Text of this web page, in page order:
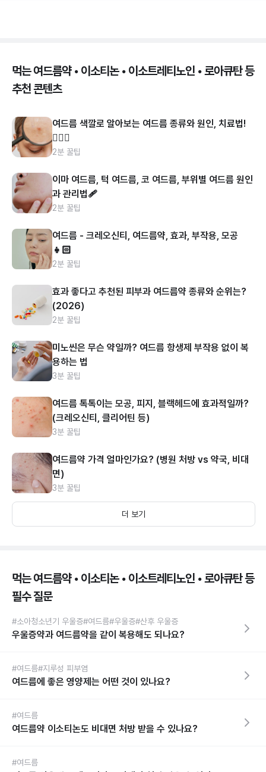
먹는 여드름약 • 이소티논 • 이소트레티노인 • 로아큐탄 등
추천 콘텐츠
여드름 색깔로 알아보는 여드름 종류와 원인, 치료법!
👩🏻‍⚕️
2분 꿀팁
이마 여드름, 턱 여드름, 코 여드름, 부위별 여드름 원인
과 관리법🩹
2분 꿀팁
여드름 - 크레오신티, 여드름약, 효과, 부작용, 모공
👧🏻
2분 꿀팁
효과 좋다고 추천된 피부과 여드름약 종류와 순위는?
(2026)
2분 꿀팁
미노씬은 무슨 약일까? 여드름 항생제 부작용 없이 복
용하는 법
3분 꿀팁
여드름 톡톡이는 모공, 피지, 블랙헤드에 효과적일까?
(크레오신티, 클리어틴 등)
3분 꿀팁
여드름약 가격 얼마인가요? (병원 처방 vs 약국, 비대
면)
3분 꿀팁
더 보기
먹는 여드름약 • 이소티논 • 이소트레티노인 • 로아큐탄 등
필수 질문
#소아청소년기 우울증#여드름#우울증#산후 우울증
우울증약과 여드름약을 같이 복용해도 되나요?
#여드름#지루성 피부염
여드름에 좋은 영양제는 어떤 것이 있나요?
#여드름
여드름약 이소티논도 비대면 처방 받을 수 있나요?
#여드름